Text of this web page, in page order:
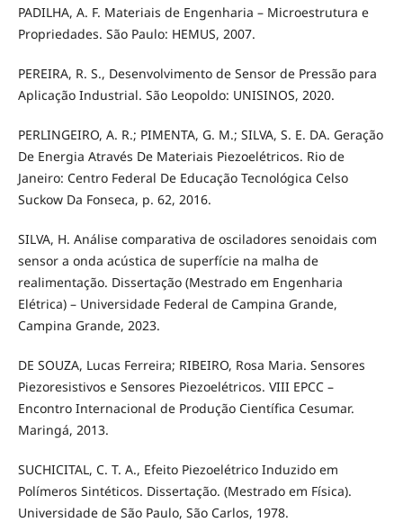
PADILHA, A. F. Materiais de Engenharia – Microestrutura e
Propriedades. São Paulo: HEMUS, 2007.
PEREIRA, R. S., Desenvolvimento de Sensor de Pressão para
Aplicação Industrial. São Leopoldo: UNISINOS, 2020.
PERLINGEIRO, A. R.; PIMENTA, G. M.; SILVA, S. E. DA. Geração
De Energia Através De Materiais Piezoelétricos. Rio de
Janeiro: Centro Federal De Educação Tecnológica Celso
Suckow Da Fonseca, p. 62, 2016.
SILVA, H. Análise comparativa de osciladores senoidais com
sensor a onda acústica de superfície na malha de
realimentação. Dissertação (Mestrado em Engenharia
Elétrica) – Universidade Federal de Campina Grande,
Campina Grande, 2023.
DE SOUZA, Lucas Ferreira; RIBEIRO, Rosa Maria. Sensores
Piezoresistivos e Sensores Piezoelétricos. VIII EPCC –
Encontro Internacional de Produção Científica Cesumar.
Maringá, 2013.
SUCHICITAL, C. T. A., Efeito Piezoelétrico Induzido em
Polímeros Sintéticos. Dissertação. (Mestrado em Física).
Universidade de São Paulo, São Carlos, 1978.